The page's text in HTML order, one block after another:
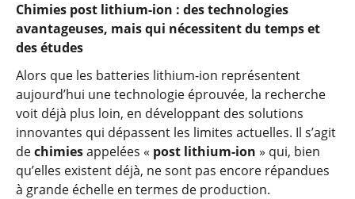
Chimies post lithium-ion : des technologies
avantageuses, mais qui nécessitent du temps et
des études
Alors que les batteries lithium-ion représentent
aujourd’hui une technologie éprouvée, la recherche
voit déjà plus loin, en développant des solutions
innovantes qui dépassent les limites actuelles. Il s’agit
dechimiesappelées « post lithium-ion » qui, bien
qu’elles existent déjà, ne sont pas encore répandues
à grande échelle en termes de production.